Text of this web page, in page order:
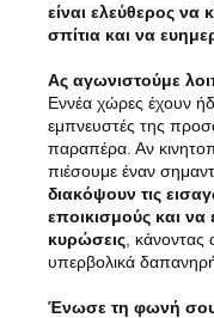
είναι ελεύθερος να
σπίτια και να
Ας αγωνιστούμε
Εννέα χώρες έχουν
εμπνευστές της
παραπέρα. Αν
πιέσουμε έναν
διακόψουν τις
εποικισμούς και να
κυρώσεις ,
υπερβολικά δαπανηρή
Ένωσε τη φωνή